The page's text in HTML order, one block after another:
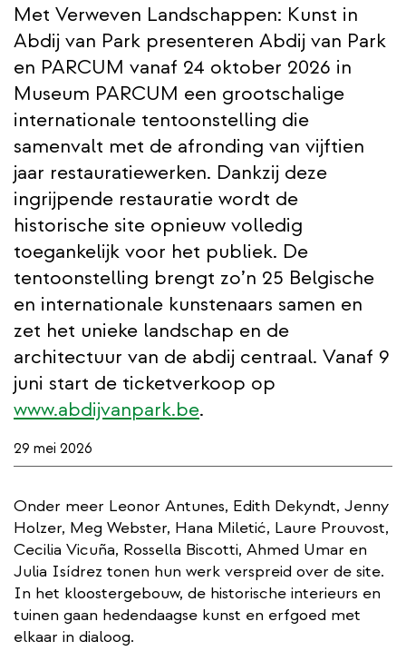
Met Verweven Landschappen: Kunst in
Abdij van Park presenteren Abdij van Park
en PARCUM vanaf 24 oktober 2026 in
Museum PARCUM een grootschalige
internationale tentoonstelling die
samenvalt met de afronding van vijftien
jaar restauratiewerken. Dankzij deze
ingrijpende restauratie wordt de
historische site opnieuw volledig
toegankelijk voor het publiek. De
tentoonstelling brengt zo’n 25 Belgische
en internationale kunstenaars samen en
zet het unieke landschap en de
architectuur van de abdij centraal. Vanaf 9
juni start de ticketverkoop op
www.abdijvanpark.be.
29 mei 2026
Onder meer Leonor Antunes, Edith Dekyndt, Jenny
Holzer, Meg Webster, Hana Miletić, Laure Prouvost,
Cecilia Vicuña, Rossella Biscotti, Ahmed Umar en
Julia Isídrez tonen hun werk verspreid over de site.
In het kloostergebouw, de historische interieurs en
tuinen gaan hedendaagse kunst en erfgoed met
elkaar in dialoog.